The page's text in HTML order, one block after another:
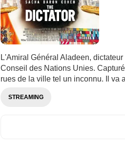
L'Amiral Général Aladeen,
Conseil des Nations Unies.
rues de la ville tel un inconnu. Il va
STREAMING